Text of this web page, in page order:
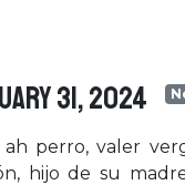
31, 2024
ah perro, valer
hijo de su